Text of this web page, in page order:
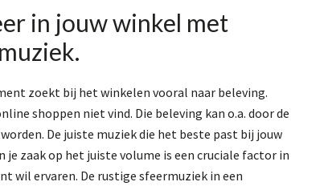
in jouw winkel met
zoekt bij het winkelen vooral naar beleving.
shoppen niet vind. Die beleving kan o.a. door de
De juiste muziek die het beste past bij jouw
je zaak op het juiste volume is een cruciale factor in
wil ervaren. De rustige sfeermuziek in een